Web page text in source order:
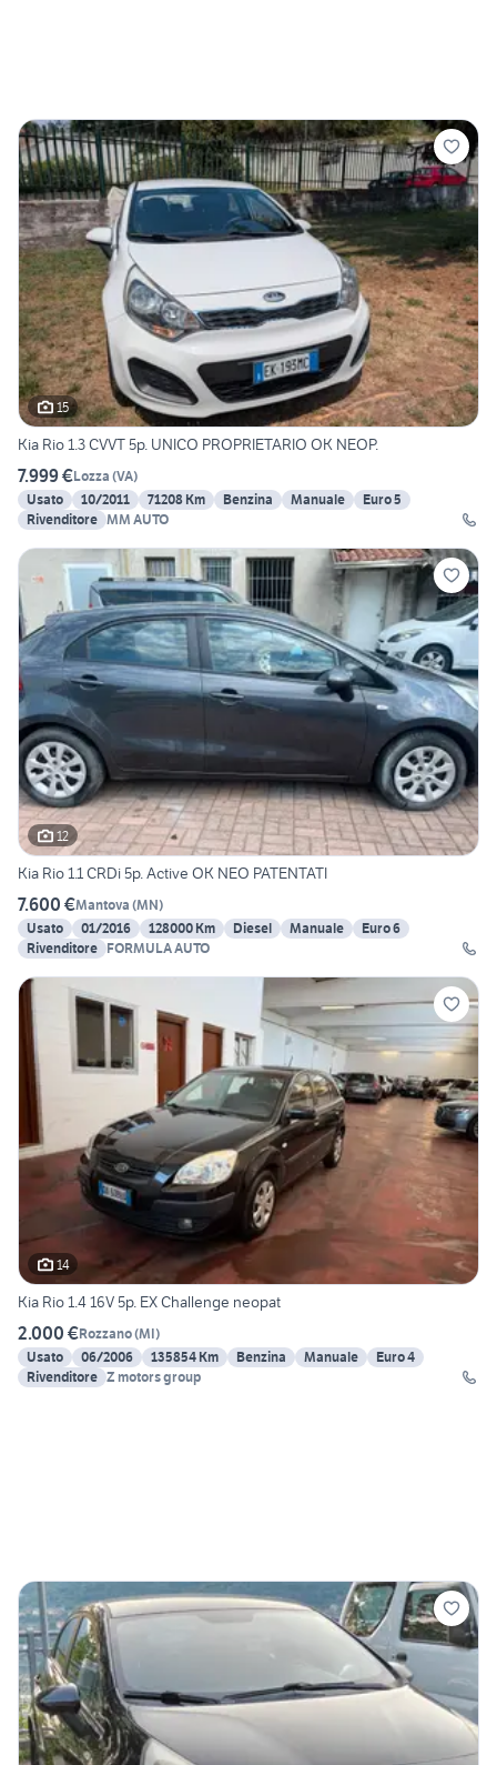
15
Kia Rio 1.3 CVVT 5p. UNICO PROPRIETARIO OK NEOP.
7.999 €Lozza (VA)
Usato
10/2011 71208 Km Benzina Manuale
Euro 5
Rivenditore MM AUTO
12
Kia Rio 1.1 CRDi 5p. Active OK NEO PATENTATI
7.600 €Mantova (MN)
Usato
01/2016 128000 Km Diesel Manuale
Euro 6
Rivenditore FORMULA AUTO
14
Kia Rio 1.4 16V 5p. EX Challenge neopat
2.000 €Rozzano(MI)
Usato
06/2006 135854 Km Benzina Manuale
Euro 4
Rivenditore Z motors group